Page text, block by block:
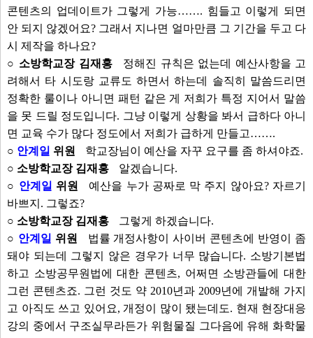
콘텐츠의 업데이트가 그렇게 가능……. 힘들고 이렇게 되면
안 되지 않겠어요? 그래서 지나면 얼마만큼 그 기간을 두고 다
시 제작을 하나요?
○ 소방학교장 김재홍
정해진 규칙은 없는데 예산사항을 고
려해서 타 시도랑 교류도 하면서 하는데 솔직히 말씀드리면
정확한 룰이나 아니면 패턴 같은 게 저희가 특정 지어서 말씀
을 못 드릴 정도입니다. 그냥 이렇게 상황을 봐서 급하다 아니
면 교육 수가 많다 정도에서 저희가 급하게 만들고…….
○ 안계일 위원
학교장님이 예산을 자꾸 요구를 좀 하셔야죠.
○ 소방학교장 김재홍
알겠습니다.
○ 안계일 위원
예산을 누가 공짜로 막 주지 않아요? 자르기
바쁘지. 그렇죠?
○ 소방학교장 김재홍
그렇게 하겠습니다.
○ 안계일 위원
법률 개정사항이 사이버 콘텐츠에 반영이 좀
돼야 되는데 그렇지 않은 경우가 너무 많습니다. 소방기본법
하고 소방공무원법에 대한 콘텐츠, 어쩌면 소방관들에 대한
그런 콘텐츠죠. 그런 것도 약 2010년과 2009년에 개발해 가지
고 아직도 쓰고 있어요, 개정이 많이 됐는데도. 현재 현장대응
강의 중에서 구조실무라든가 위험물질 그다음에 유해 화학물